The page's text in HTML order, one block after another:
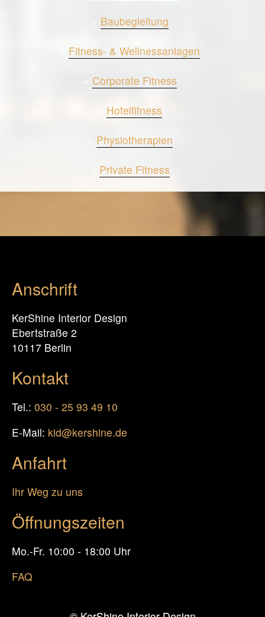
Baubegleitung
Fitness- & Wellnessanlagen
Corporate Fitness
Hotelfitness
Physiotherapien
Private Fitness
Anschrift
KerShine Interior Design
Ebertstraße 2
10117 Berlin
Kontakt
Tel.:030 - 25 93 49 10
E-Mail: kid@kershine.de
Anfahrt
Ihr Weg zu uns
Öffnungszeiten
Mo.-Fr. 10:00 - 18:00 Uhr
FAQ